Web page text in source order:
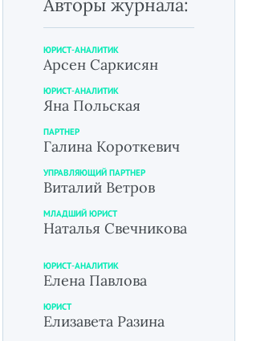
Авторы журнала:
ЮРИСТ-АНАЛИТИК
Арсен Саркисян
ЮРИСТ-АНАЛИТИК
Яна Польская
ПАРТНЕР
Галина Короткевич
УПРАВЛЯЮЩИЙ ПАРТНЕР
Виталий Ветров
МЛАДШИЙ ЮРИСТ
Наталья Свечникова
ЮРИСТ-АНАЛИТИК
Елена Павлова
ЮРИСТ
Елизавета Разина